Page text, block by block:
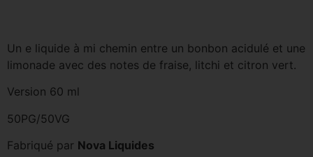
Un e liquide à mi chemin entre un bonbon acidulé et une
limonade avec des notes de fraise, litchi et citron vert.
Version 60 ml
50PG/50VG
Fabriqué par Nova Liquides